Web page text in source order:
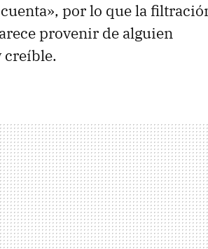
por lo que la
provenir de alguien
creíble.